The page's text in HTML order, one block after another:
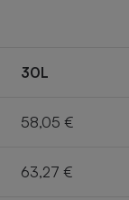
30L
58,05 €
63,27 €